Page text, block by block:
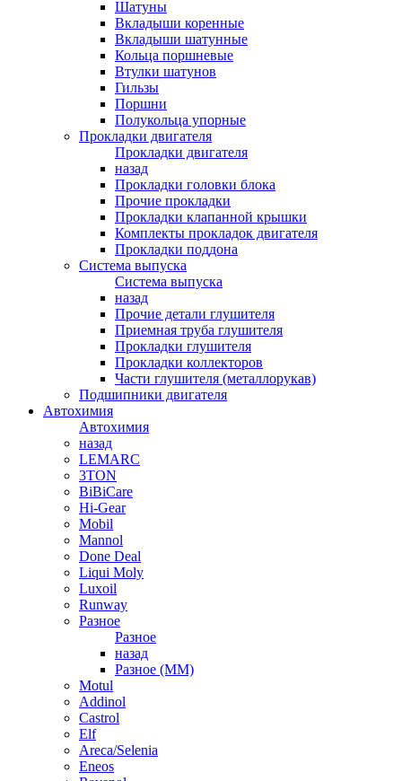
Шатуны
Вкладыши коренные
Вкладыши шатунные
Кольца поршневые
Втулки шатунов
Гильзы
Поршни
Полукольца упорные
Прокладки двигателя
Прокладки двигателя
назад
Прокладки головки блока
Прочие прокладки
Прокладки клапанной крышки
Комплекты прокладок двигателя
Прокладки поддона
Система выпуска
Система выпуска
назад
Прочие детали глушителя
Приемная труба глушителя
Прокладки глушителя
Прокладки коллекторов
Части глушителя (металлорукав)
Подшипники двигателя
Автохимия
Автохимия
назад
LEMARC
3TON
BiBiCare
Hi-Gear
Mobil
Mannol
Done Deal
Liqui Moly
Luxoil
Runway
Разное
Разное
назад
Разное (ММ)
Motul
Addinol
Castrol
Elf
Areca/Selenia
Eneos